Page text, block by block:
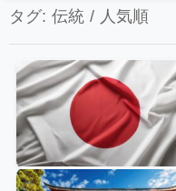
タグ: 伝統 / 人気順